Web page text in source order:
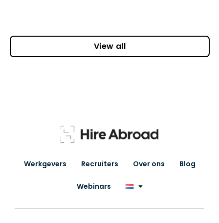
View all
Werkgevers Recruiters Over ons Blog
Webinars